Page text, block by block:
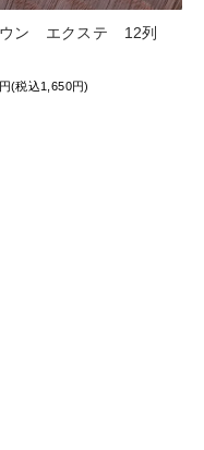
ウン エクステ 12列
(税込1,650円)